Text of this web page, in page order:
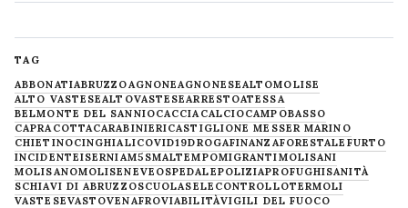
TAG
ABBONATIABRUZZOAGNONEAGNONESEALTOMOLISE
ALTO VASTESEALTOVASTESEARRESTOATESSA
BELMONTE DEL SANNIOCACCIA CALCIOCAMPOBASSO
CAPRACOTTACARABINIERICASTIGLIONE MESSER MARINO
CHIETINOCINGHIALICOVID19DROGAFINANZAFORESTALE FURTO
INCIDENTEISERNIAM5SMALTEMPOMIGRANTIMOLISANI
MOLISANOMOLISENEVE OSPEDALEPOLIZIAPROFUGHISANITÀ
SCHIAVI DI ABRUZZOSCUOLASELECONTROLLOTERMOLI
VASTESEVASTOVENAFROVIABILITÀVIGILI DEL FUOCO